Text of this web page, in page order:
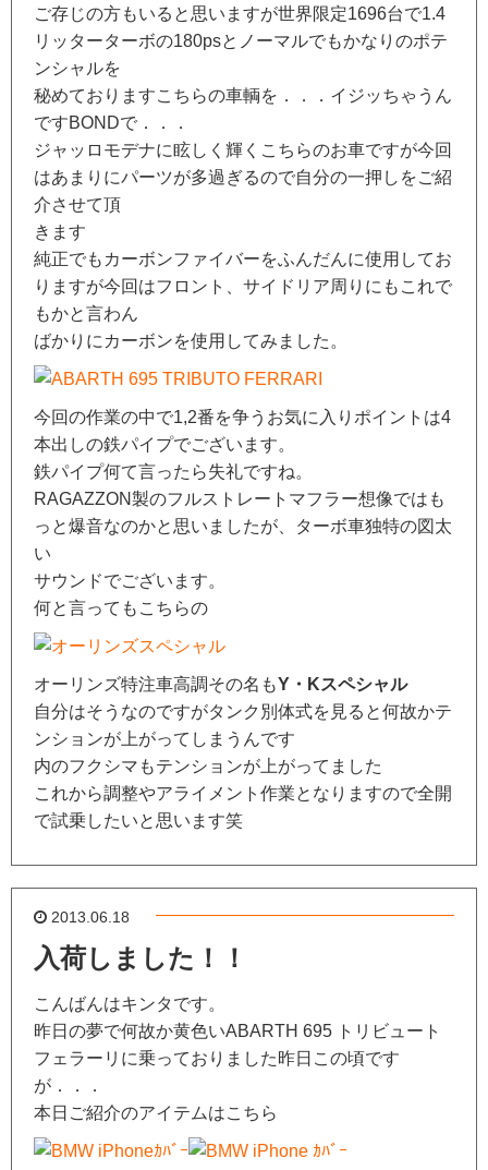
ご存じの方もいると思いますが世界限定1696台で1.4
リッターターボの180psとノーマルでもかなりのポテ
ンシャルを
秘めておりますこちらの車輌を．．．イジッちゃうん
ですBONDで．．．
ジャッロモデナに眩しく輝くこちらのお車ですが今回
はあまりにパーツが多過ぎるので自分の一押しをご紹
介させて頂
きます
純正でもカーボンファイバーをふんだんに使用してお
りますが今回はフロント、サイドリア周りにもこれで
もかと言わん
ばかりにカーボンを使用してみました。
今回の作業の中で1,2番を争うお気に入りポイントは4
本出しの鉄パイプでございます。
鉄パイプ何て言ったら失礼ですね。
RAGAZZON製のフルストレートマフラー想像ではも
っと爆音なのかと思いましたが、ターボ車独特の図太
い
サウンドでございます。
何と言ってもこちらの
オーリンズ特注車高調その名もY・Kスペシャル
自分はそうなのですがタンク別体式を見ると何故かテ
ンションが上がってしまうんです
内のフクシマもテンションが上がってました
これから調整やアライメント作業となりますので全開
で試乗したいと思います笑
2013.06.18
入荷しました！！
こんばんはキンタです。
昨日の夢で何故か黄色いABARTH 695 トリビュート
フェラーリに乗っておりました昨日この頃です
が．．．
本日ご紹介のアイテムはこちら